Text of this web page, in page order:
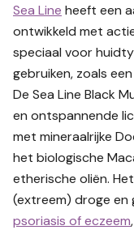
Sea Line heeft een
ontwikkeld met
speciaal voor
gebruiken, zoals
De Sea Line Black
en ontspannende
met mineraalrijke
het biologische
etherische oliën.
(extreem) droge en
psoriasis of eczeem